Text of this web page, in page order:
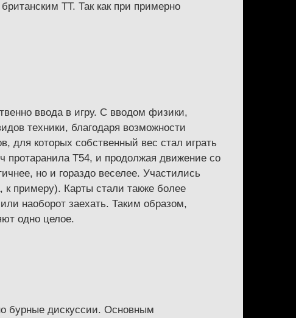
ТТ. Так как при примерно
ввода в игру. С вводом физики,
техники, благодаря возможности
для которых собственный вес стал играть
протаранила Т54, и продолжая движение со
но и гораздо веселее. Участились
примеру). Карты стали также более
наоборот заехать. Таким образом,
одно целое.
бурные дискуссии. Основным